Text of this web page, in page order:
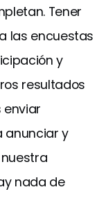
Tener
las encuestas
y
resultados
enviar
anunciar y
nada de